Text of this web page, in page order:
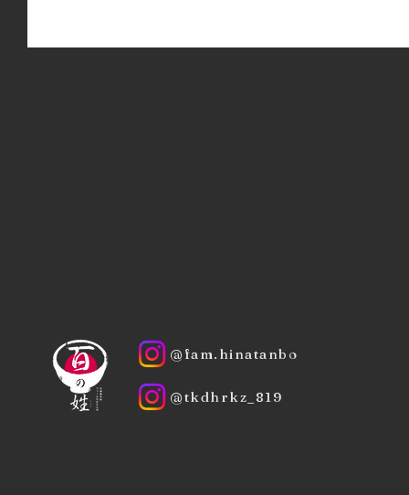
@fam.hinatanbo
@tkdhrkz_819